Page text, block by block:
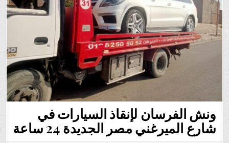
ونش الفرسان لإنقاذ السيارات في
شارع الميرغني مصر الجديدة 24 ساعة